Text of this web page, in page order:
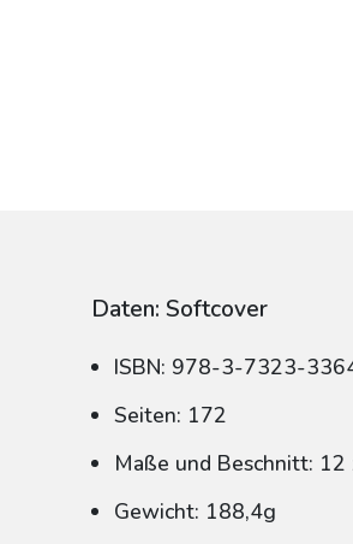
Daten: Softcover
ISBN: 978-3-7323-
Seiten: 172
Maße und Beschnitt: 12
Gewicht: 188,4g